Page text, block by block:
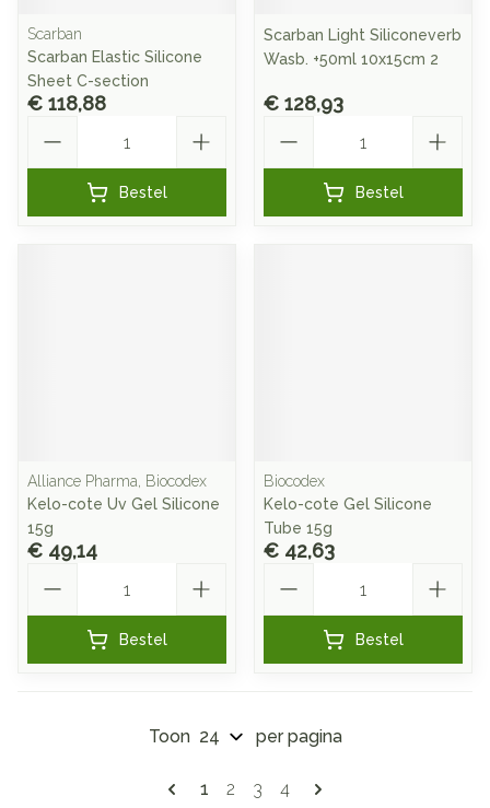
Scarban
Scarban Elastic Silicone
Sheet C-section
€ 118,88
Bestel
Scarban Light Siliconeverb
Wasb. +50ml 10x15cm 2
€ 128,93
Bestel
Alliance Pharma, Biocodex
Kelo-cote Uv Gel Silicone
15g
€ 49,14
Bestel
Biocodex
Kelo-cote Gel Silicone
Tube 15g
€ 42,63
Bestel
Pagina's
U lees momenteel pagina
1 Pagina
2 Pagina
3 Pagina
4
Toon per pagina